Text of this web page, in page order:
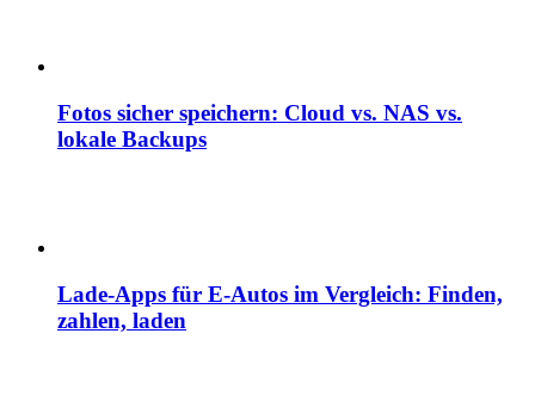
Fotos sicher speichern: Cloud vs. NAS vs.
lokale Backups
Lade-Apps für E-Autos im Vergleich: Finden,
zahlen, laden